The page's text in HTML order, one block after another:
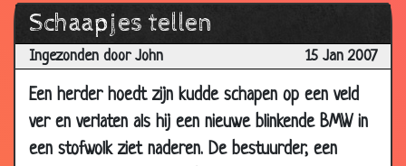
Schaapjes tellen
Ingezonden door John 15 Jan 2007
Een herder hoedt zijn kudde schapen op een veld
ver en verlaten als hij een nieuwe blinkende BMW in
een stofwolk ziet naderen. De bestuurder, een
05
2007
Geweldig leven
05
Roomboter oorlog 3.39